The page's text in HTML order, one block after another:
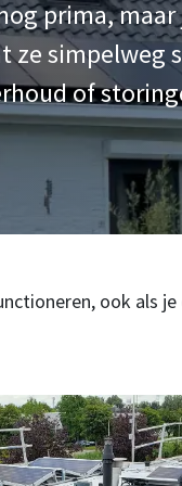
prima,
ze simpelweg
of
ook als